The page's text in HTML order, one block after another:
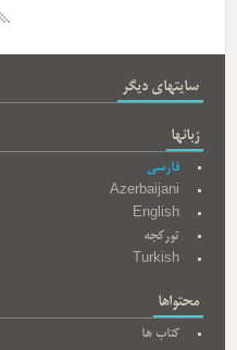
سایتهای دیگر
زبانها
فارسی
Azerbaijani
English
تورکجه
Turkish
محتواها
کتاب ها